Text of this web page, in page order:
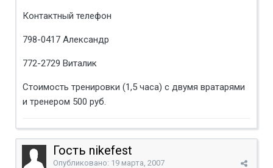
Контактный телефон
798-0417 Александр
772-2729 Виталик
Стоимость тренировки (1,5 часа) с двумя вратарями
и тренером 500 руб.
Гость nikefest
Опубликовано: 19 марта, 2007